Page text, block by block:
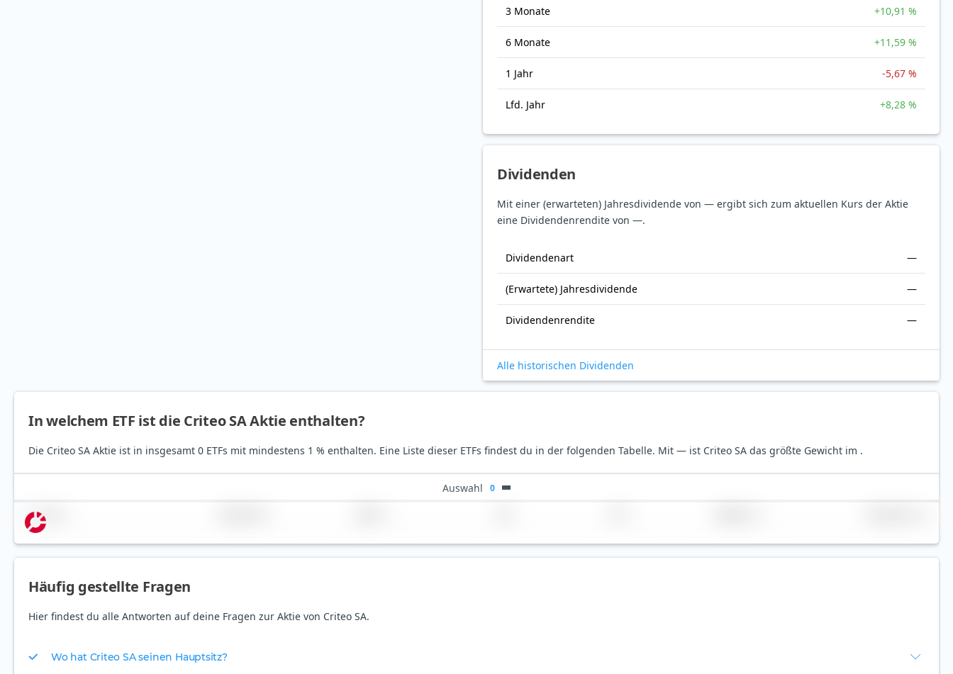
3 Monate +10,91 %
6 Monate +11,59 %
1 Jahr -5,67 %
Lfd. Jahr +8,28 %
Dividenden
Mit einer (erwarteten) Jahresdividende von — ergibt sich zum aktuellen Kurs der Aktie
eine Dividendenrendite von —.
Dividendenart —
(Erwartete) Jahresdividende —
Dividendenrendite —
Alle historischen Dividenden
In welchem ETF ist die Criteo SA Aktie enthalten?
Die Criteo SA Aktie ist in insgesamt 0 ETFs mit mindestens 1 % enthalten. Eine Liste dieser ETFs findest du in der folgenden Tabelle. Mit — ist Criteo SA das größte Gewicht im .
Auswahl 0
Name
Häufig gestellte Fragen
Hier findest du alle Antworten auf deine Fragen zur Aktie von Criteo SA.
Wo hat Criteo SA seinen Hauptsitz?